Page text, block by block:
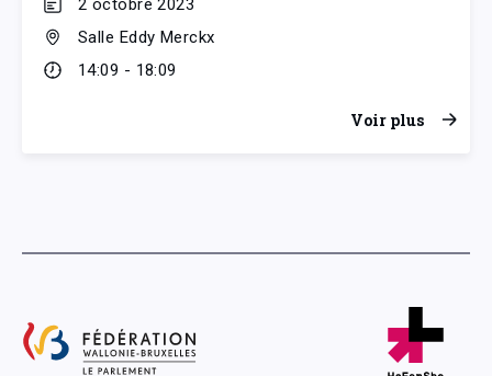
Salle Eddy Merckx
14:09 - 18:09
Voir plus